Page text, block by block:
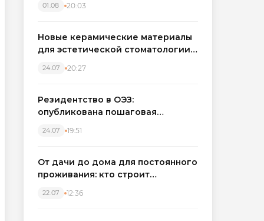
01.08 20:03
Новые керамические материалы
для эстетической стоматологии
24.07 20:27
Резидентство в ОЭЗ:
опубликована пошаговая
налоговых льгот для инвесторов
24.07 19:51
От дачи до дома для постоянного
проживания: кто строит
Западном регионе
22.07 12:36